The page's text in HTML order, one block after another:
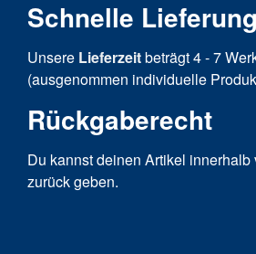
Schnelle Lieferung
Unsere Lieferzeitbeträgt 4 - 7
(ausgenommen individuelle
Rückgaberecht
Du kannst deinen Artikel innerhalb
zurück geben.